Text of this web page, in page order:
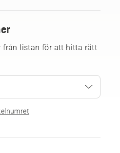
från listan för att hitta rätt